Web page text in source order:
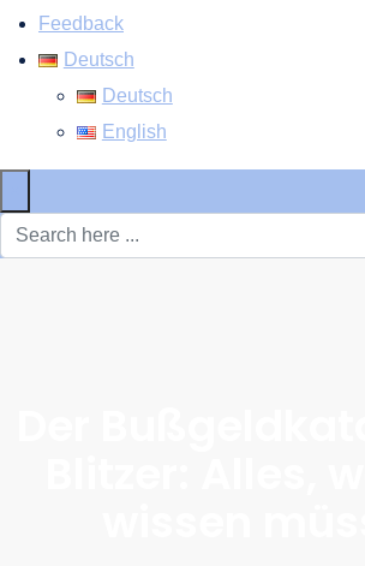
Feedback
Deutsch
Deutsch
English